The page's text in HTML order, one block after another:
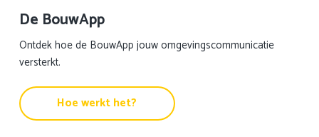
De BouwApp
Ontdek hoe de BouwApp jouw omgevingscommunicatie
versterkt.
Hoe werkt het?